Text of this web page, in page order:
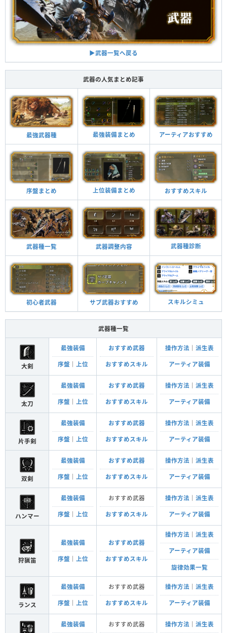
▶︎武器一覧へ戻る
武器の人気まとめ記事
最強武器種 最強装備まとめ アーティアおすすめ
序盤まとめ 上位装備まとめ おすすめスキル
武器種一覧 武器調整内容 武器種診断
初心者武器 サブ武器おすすめ スキルシミュ
武器種一覧
大剣
最強装備
序盤 上位
おすすめ武器
おすすめスキル
操作方法 派生表
アーティア装備
太刀
最強装備
序盤 上位
おすすめ武器
おすすめスキル
操作方法 派生表
アーティア装備
片手剣
最強装備
序盤 上位
おすすめ武器
おすすめスキル
操作方法 派生表
アーティア装備
双剣
最強装備
序盤 上位
おすすめ武器
おすすめスキル
操作方法 派生表
アーティア装備
ハンマー
最強装備
序盤 上位
おすすめ武器
おすすめスキル
操作方法 派生表
アーティア装備
狩猟笛
最強装備
序盤 上位
おすすめ武器
おすすめスキル
操作方法 派生表
アーティア装備
旋律効果一覧
ランス
最強装備
序盤 上位
おすすめ武器
おすすめスキル
操作方法 派生表
アーティア装備
最強装備 おすすめ武器 操作方法 派生表